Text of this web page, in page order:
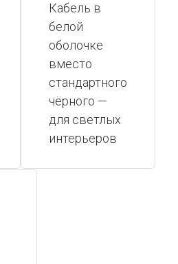
Кабель в
белой
оболочке
вместо
стандартного
чёрного —
для светлых
интерьеров